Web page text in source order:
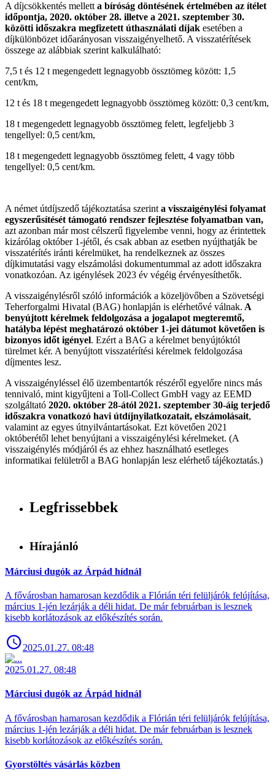
A díjcsökkentés mellett a bíróság döntésének értelmében az ítélet
időpontja, 2020. október 28. illetve a 2021. szeptember 30.
közötti időszakra megfizetett úthasználati díjak esetében a
díjkülönbözet időarányosan visszaigényelhető. A visszatérítések
összege az alábbiak szerint kalkulálható:
7,5 t és 12 t megengedett legnagyobb össztömeg között: 1,5
cent/km,
12 t és 18 t megengedett legnagyobb össztömeg között: 0,3 cent/km,
18 t megengedett legnagyobb össztömeg felett, legfeljebb 3
tengellyel: 0,5 cent/km,
18 t megengedett legnagyobb össztömeg felett, 4 vagy több
tengellyel: 0,5 cent/km.
A német útdíjszedő tájékoztatása szerint a visszaigénylési folyamat
egyszerűsítését támogató rendszer fejlesztése folyamatban van,
azt azonban már most célszerű figyelembe venni, hogy az érintettek
kizárólag október 1-jétől, és csak abban az esetben nyújthatják be
visszatérítés iránti kérelmüket, ha rendelkeznek az összes
díjkimutatási vagy elszámolási dokumentummal az adott időszakra
vonatkozóan. Az igénylések 2023 év végéig érvényesíthetők.
A visszaigénylésről szóló információk a közeljövőben a Szövetségi
Teherforgalmi Hivatal (BAG) honlapján is elérhetővé válnak. A
benyújtott kérelmek feldolgozása a jogalapot megteremtő,
hatályba lépést meghatározó október 1-jei dátumot követően is
bizonyos időt igényel. Ezért a BAG a kérelmet benyújtóktól
türelmet kér. A benyújtott visszatérítési kérelmek feldolgozása
díjmentes lesz.
A visszaigényléssel élő üzembentartók részéről egyelőre nincs más
tennivaló, mint kigyűjteni a Toll-Collect GmbH vagy az EEMD
szolgáltató 2020. október 28-ától 2021. szeptember 30-áig terjedő
időszakra vonatkozó havi útdíjnyilatkozatait, elszámolásait,
valamint az egyes útnyilvántartásokat. Ezt követően 2021
októberétől lehet benyújtani a visszaigénylési kérelmeket. (A
visszaigénylés módjáról és az ehhez használható esetleges
informatikai felületről a BAG honlapján lesz elérhető tájékoztatás.)
Legfrissebbek
Hírajánló
Márciusi dugók az Árpád hídnál
A fővárosban hamarosan kezdődik a Flórián téri felüljárók felújítása,
március 1-jén lezárják a déli hidat. De már februárban is lesznek
kisebb korlátozások az előkészítés során.
2025.01.27. 08:48
2025.01.27. 08:48
Márciusi dugók az Árpád hídnál
A fővárosban hamarosan kezdődik a Flórián téri felüljárók felújítása,
március 1-jén lezárják a déli hidat. De már februárban is lesznek
kisebb korlátozások az előkészítés során.
Gyorstöltés vásárlás közben